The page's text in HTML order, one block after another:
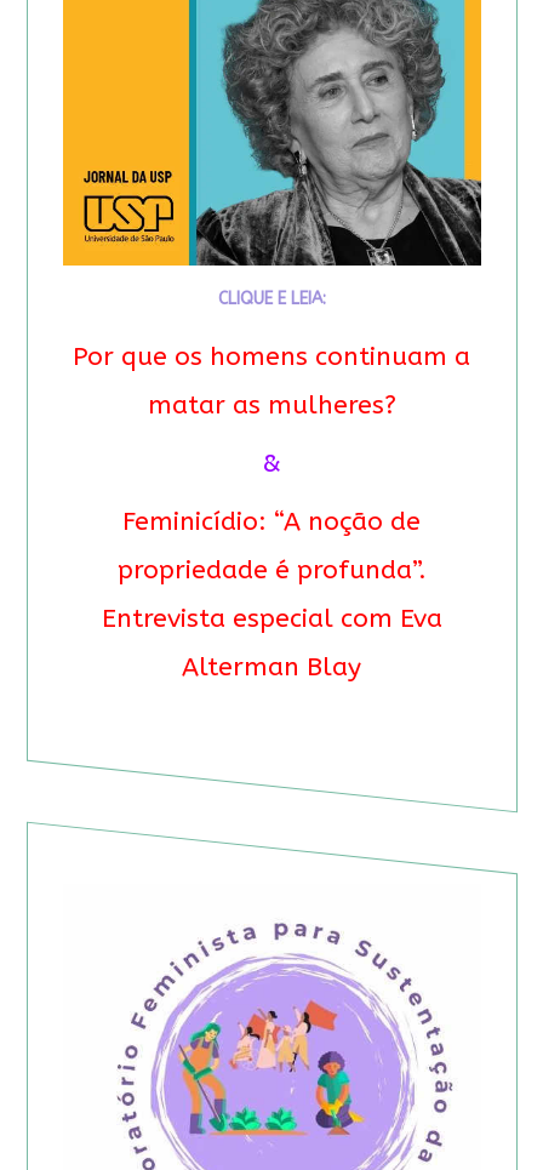
CLIQUE E LEIA:
Por que os homens continuam a
matar as mulheres?
&
Feminicídio: “A noção de
propriedade é profunda”.
Entrevista especial com Eva
Alterman Blay